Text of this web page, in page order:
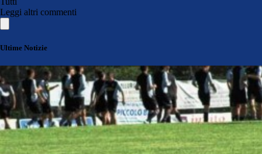
Leggi altri commenti
Ultime Notizie